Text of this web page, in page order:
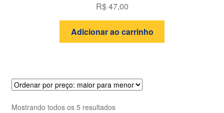
R$47,00
Adicionar ao carrinho
Mostrando todos os 5 resultadosClassificado